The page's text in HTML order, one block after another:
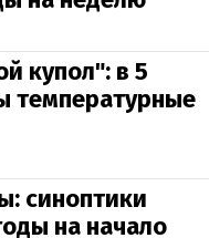
купол": в 5
температурные
синоптики
на начало